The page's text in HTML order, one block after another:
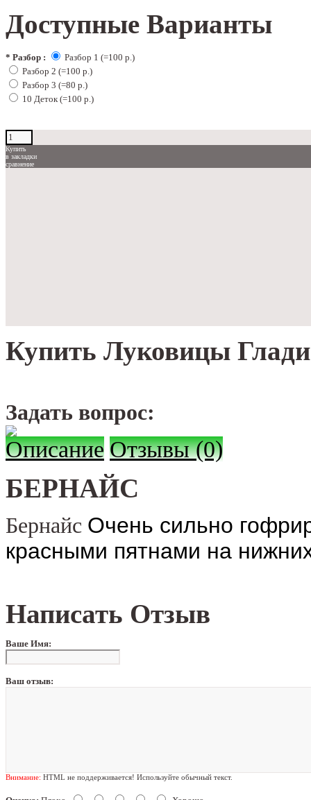
Доступные Варианты
* Разбор :
Разбор 1 (=100 р.)
Разбор 2 (=100 р.)
Разбор 3 (=80 р.)
10 Деток (=100 р.)
Купить
в закладки
сравнение
Купить Луковицы
Задать вопрос:
Описание Отзывы (0)
БЕРНАЙС
Бернайс Очень сильно
красными пятнами на
Написать Отзыв
Ваше Имя:
Ваш отзыв:
Внимание: HTML не поддерживается! Используйте обычный текст.